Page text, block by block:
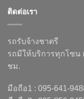
ติดต่อเรา
รถรับจ้างชาตรี
รถมีให้บริการทุกโซน
ชม.
มือถือ1 : 095-641-